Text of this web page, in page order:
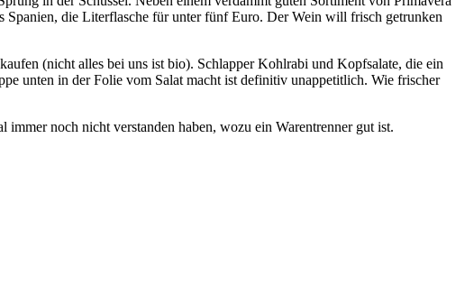
die Literflasche für unter fünf Euro. Der Wein will frisch getrunken
(nicht alles bei uns ist bio). Schlapper Kohlrabi und Kopfsalate, die ein
unten in der Folie vom Salat macht ist definitiv unappetitlich. Wie frischer
noch nicht verstanden haben, wozu ein Warentrenner gut ist.